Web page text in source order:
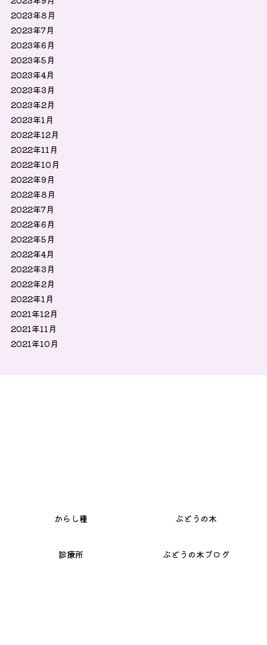
2023年8月
2023年7月
2023年6月
2023年5月
2023年4月
2023年3月
2023年2月
2023年1月
2022年12月
2022年11月
2022年10月
2022年9月
2022年8月
2022年7月
2022年6月
2022年5月
2022年4月
2022年3月
2022年2月
2022年1月
2021年12月
2021年11月
2021年10月
から し種 ぶ ど う の木
診療所 ぶ ど う の木ブロ グ